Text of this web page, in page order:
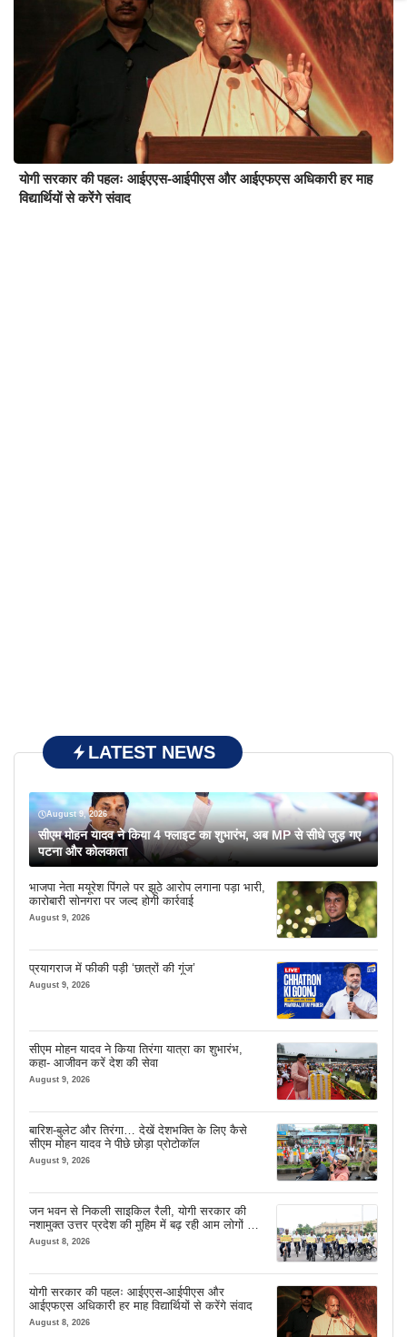
योगी सरकार की पहलः आईएएस-आईपीएस और आईएफएस अधिकारी हर माह
विद्यार्थियों से करेंगे संवाद
LATEST NEWS
August 9, 2026
सीएम मोहन यादव ने किया 4 फ्लाइट का शुभारंभ, अब MP से सीधे जुड़ गए
पटना और कोलकाता
भाजपा नेता मयूरेश पिंगले पर झूठे आरोप लगाना पड़ा भारी,
कारोबारी सोनगरा पर जल्द होगी कार्रवाई
August 9, 2026
प्रयागराज में फीकी पड़ी ‘छात्रों की गूंज’
August 9, 2026
सीएम मोहन यादव ने किया तिरंगा यात्रा का शुभारंभ,
कहा- आजीवन करें देश की सेवा
August 9, 2026
बारिश-बुलेट और तिरंगा… देखें देशभक्ति के लिए कैसे
सीएम मोहन यादव ने पीछे छोड़ा प्रोटोकॉल
August 9, 2026
जन भवन से निकली साइकिल रैली, योगी सरकार की
नशामुक्त उत्तर प्रदेश की मुहिम में बढ़ रही आम लोगों की
भागीदारी
August 8, 2026
योगी सरकार की पहलः आईएएस-आईपीएस और
आईएफएस अधिकारी हर माह विद्यार्थियों से करेंगे संवाद
August 8, 2026